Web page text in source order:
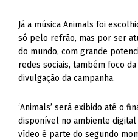
Já a música Animals foi
só pelo refrão, mas por ser
do mundo, com grande
redes sociais, também foco
divulgação da campanha.
‘Animals’ será exibido até o
disponível no ambiente digital
vídeo é parte do segundo